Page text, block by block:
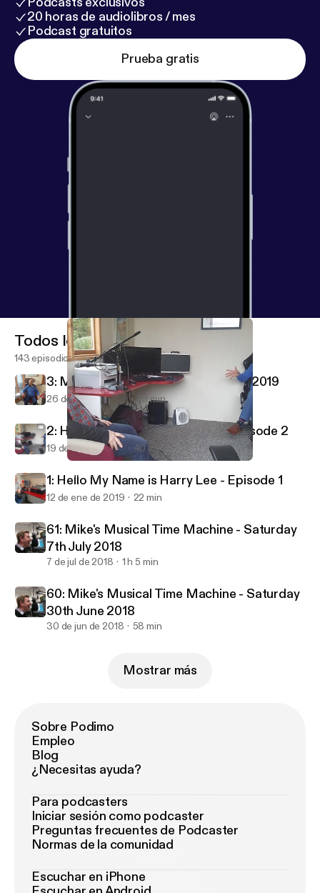
20 horas de audiolibros / mes
Podcast gratuitos
Prueba gratis
LIRRadio
Todos los episodios
143 episodios
3: My Name Is Harry Lee - 26th Jan 2019
26 de ene de 2019 29 min
2: Hello My Name is Harry Lee - Episode 2
19 de ene de 2019 40 min
1: Hello My Name is Harry Lee - Episode 1
12 de ene de 2019 22 min
61: Mike's Musical Time Machine - Saturday
7th July 2018
7 de jul de 2018 1 h 5 min
60: Mike's Musical Time Machine - Saturday
30th June 2018
30 de jun de 2018 58 min
Mostrar más
Sobre Podimo
Empleo
Blog
¿Necesitas ayuda?
Para podcasters
Iniciar sesión como podcaster
Preguntas frecuentes de Podcaster
Normas de la comunidad
Escuchar en iPhone